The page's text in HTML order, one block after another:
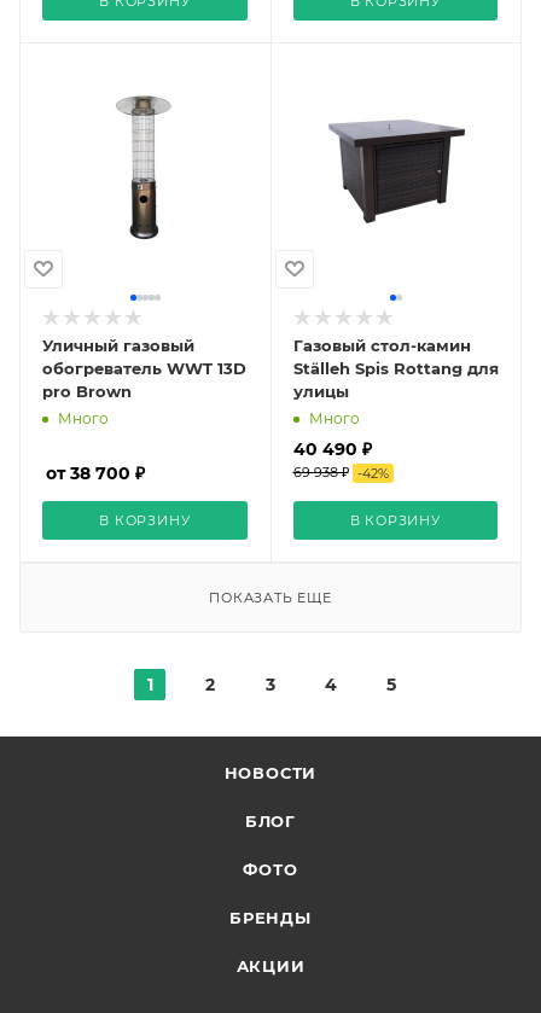
Уличный газовый
обогреватель WWT 13D
pro Brown
Много
от 38 700 ₽
В КОРЗИНУ
Газовый стол-камин
Ställeh Spis Rottang для
улицы
Много
40 490 ₽
69 938 ₽ -42%
В КОРЗИНУ
ПОКАЗАТЬ ЕЩЕ
1 2 3 4 5
НОВОСТИ
БЛОГ
ФОТО
БРЕНДЫ
АКЦИИ